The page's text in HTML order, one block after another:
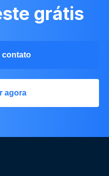
grátis
contato
agora